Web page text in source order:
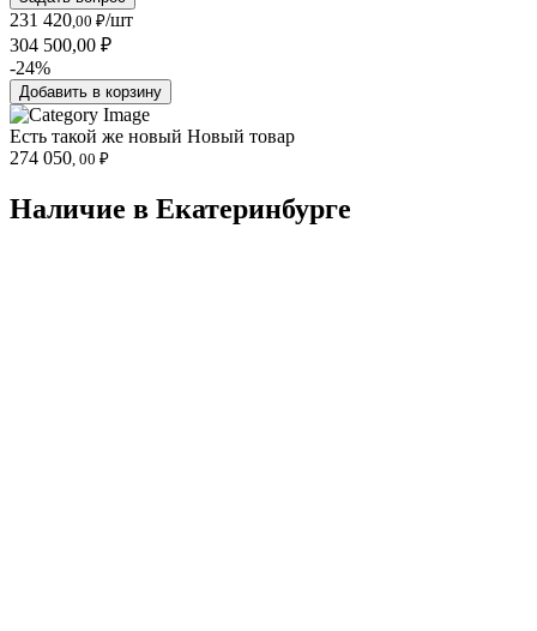
231 420,00 ₽/шт
304 500,00 ₽
-24%
Добавить в корзину
Есть такой же новый Новый товар
274 050, 00 ₽
Наличие в Екатеринбургe